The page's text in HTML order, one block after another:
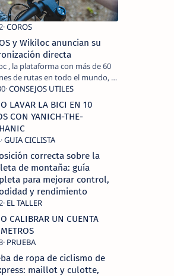
y Wikiloc anuncian su
directa
, la plataforma con más de 60
de rutas en todo el mundo, y
, marca de dispositivos GPS
mundialmente por su
LAVAR LA BICI EN 10
CON YANICH-THE-
correcta sobre la
de montaña: guía
para mejorar control,
y rendimiento
CALIBRAR UN CUENTA
de ropa de ciclismo de
maillot y culotte,